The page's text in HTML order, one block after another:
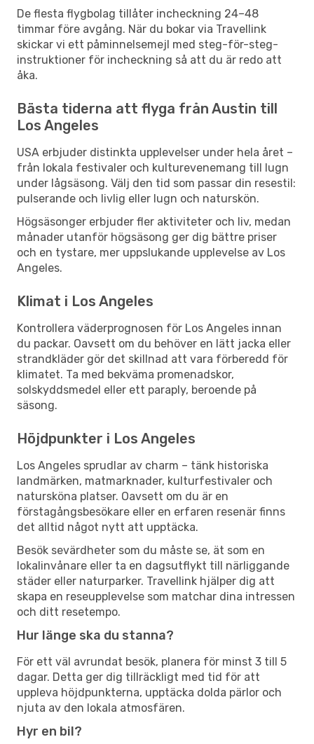
De flesta flygbolag tillåter incheckning 24–48
timmar före avgång. När du bokar via Travellink
skickar vi ett påminnelsemejl med steg-för-steg-
instruktioner för incheckning så att du är redo att
åka.
Bästa tiderna att flyga från Austin till
Los Angeles
USA erbjuder distinkta upplevelser under hela året –
från lokala festivaler och kulturevenemang till lugn
under lågsäsong. Välj den tid som passar din resestil:
pulserande och livlig eller lugn och naturskön.
Högsäsonger erbjuder fler aktiviteter och liv, medan
månader utanför högsäsong ger dig bättre priser
och en tystare, mer uppslukande upplevelse av Los
Angeles.
Klimat i Los Angeles
Kontrollera väderprognosen för Los Angeles innan
du packar. Oavsett om du behöver en lätt jacka eller
strandkläder gör det skillnad att vara förberedd för
klimatet. Ta med bekväma promenadskor,
solskyddsmedel eller ett paraply, beroende på
säsong.
Höjdpunkter i Los Angeles
Los Angeles sprudlar av charm – tänk historiska
landmärken, matmarknader, kulturfestivaler och
natursköna platser. Oavsett om du är en
förstagångsbesökare eller en erfaren resenär finns
det alltid något nytt att upptäcka.
Besök sevärdheter som du måste se, ät som en
lokalinvånare eller ta en dagsutflykt till närliggande
städer eller naturparker. Travellink hjälper dig att
skapa en reseupplevelse som matchar dina intressen
och ditt resetempo.
Hur länge ska du stanna?
För ett väl avrundat besök, planera för minst 3 till 5
dagar. Detta ger dig tillräckligt med tid för att
uppleva höjdpunkterna, upptäcka dolda pärlor och
njuta av den lokala atmosfären.
Hyr en bil?